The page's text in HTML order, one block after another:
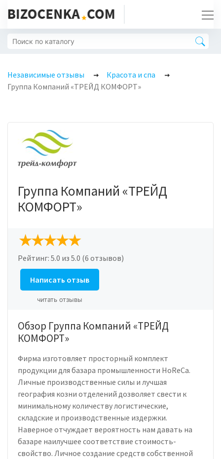
Независимые отзывы
Красота и спа
Группа Компаний «ТРЕЙД КОМФОРТ»
Группа Компаний «ТРЕЙД
КОМФОРТ»
Рейтинг: 5.0 из 5.0 (6 отзывов)
Написать отзыв
читать отзывы
Обзор Группа Компаний «ТРЕЙД
КОМФОРТ»
Фирма изготовляет просторный комплект
продукции для базара промышленности HoReCa.
Личные производственные силы и лучшая
география козни отделений дозволяет свести к
минимальному количеству логистические,
складские и производственные издержки.
Наверное отчуждает вероятность нам давать на
базаре наилучшее соответствие стоимость-
свойство. Личное создание средств собственной